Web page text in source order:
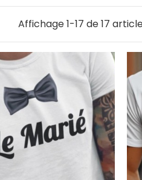
Affichage 1-17 de 17